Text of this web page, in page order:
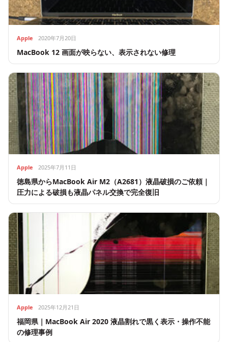
Apple 2020年7月20日
MacBook 12 画面が映らない、表示されない修理
Apple 2025年7月11日
徳島県からMacBook Air M2（A2681）液晶破損のご依頼｜
圧力による破損も液晶パネル交換で完全復旧
Apple 2025年12月21日
福岡県｜MacBook Air 2020 液晶割れで黒く表示・操作不能
の修理事例